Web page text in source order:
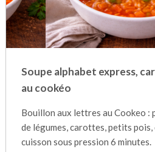
Soupe alphabet express,
au cookéo
Bouillon aux lettres au Cookeo :
de légumes, carottes, petits
cuisson sous pression 6 minutes.